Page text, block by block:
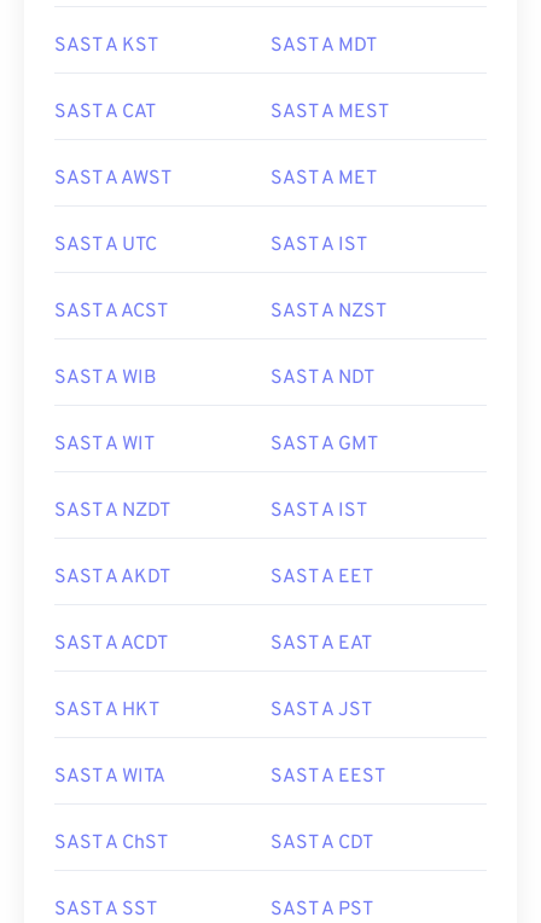
SAST A KST SAST A MDT
SAST A CAT SAST A MEST
SAST A AWST SAST A MET
SAST A UTC SAST A IST
SAST A ACST SAST A NZST
SAST A WIB SAST A NDT
SAST A WIT SAST A GMT
SAST A NZDT SAST A IST
SAST A AKDT SAST A EET
SAST A ACDT SAST A EAT
SAST A HKT SAST A JST
SAST A WITA SAST A EEST
SAST A ChST SAST A CDT
SAST A SST SAST A PST